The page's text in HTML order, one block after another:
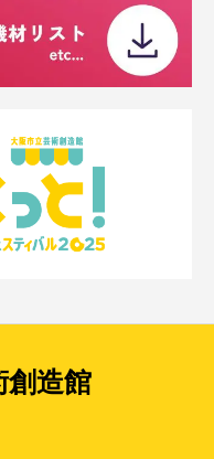
創造館